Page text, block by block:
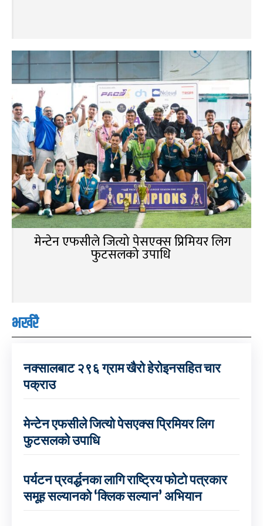
मेन्टेन एफसीले जित्यो पेसएक्स प्रिमियर लिग
फुटसलको उपाधि
भर्खरै
नक्सालबाट २९६ ग्राम खैरो हेरोइनसहित चार
पक्राउ
मेन्टेन एफसीले जित्यो पेसएक्स प्रिमियर लिग
फुटसलको उपाधि
पर्यटन प्रवर्द्धनका लागि राष्ट्रिय फोटो पत्रकार
समूह सल्यानको ‘क्लिक सल्यान’ अभियान